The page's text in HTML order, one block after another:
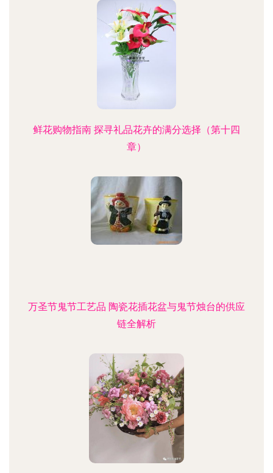
鲜花购物指南 探寻礼品花卉的满分选择（第十四
章）
万圣节鬼节工艺品 陶瓷花插花盆与鬼节烛台的供应
链全解析